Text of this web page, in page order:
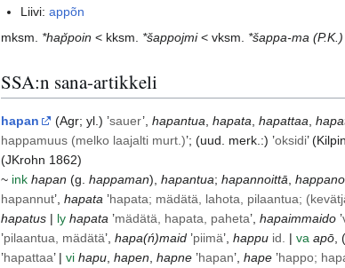
Liivi:appõn
mksm. *hap̆poin < kksm. *šappojmi< vksm. *šappa-ma (P.K.)
SSA:n sana-artikkeli
hapan (Agr; yl.) ’sauer’, hapantua hapata hapattaa
happamuus (melko laajalti murt.)’; (uud. merk.:) ’oksidi’ (
(JKrohn 1862)
~ ink hapan (g. happaman), hapantua; hapannoittā
hapannut’, hapata ’hapata; mädätä, lahota, pilaantua;
hapatus | ly hapata ’mädätä, hapata, paheta’, hapaimmaido ’
’pilaantua, mädätä’, hapa(ń)maid ’piimä’, happu id. | va apō , (
’hapattaa’ | vi hapu hapen hapne ’hapan’, hape ’happo;